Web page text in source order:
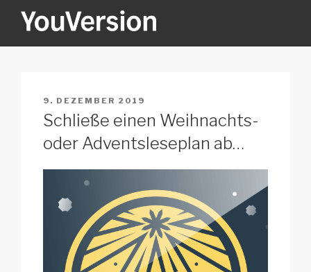
Inhalt
YOUVERSION
VERÖFFENTLICHT
AM
9. DEZEMBER 2019
Schließe einen Weihnachts-
oder Adventsleseplan ab…